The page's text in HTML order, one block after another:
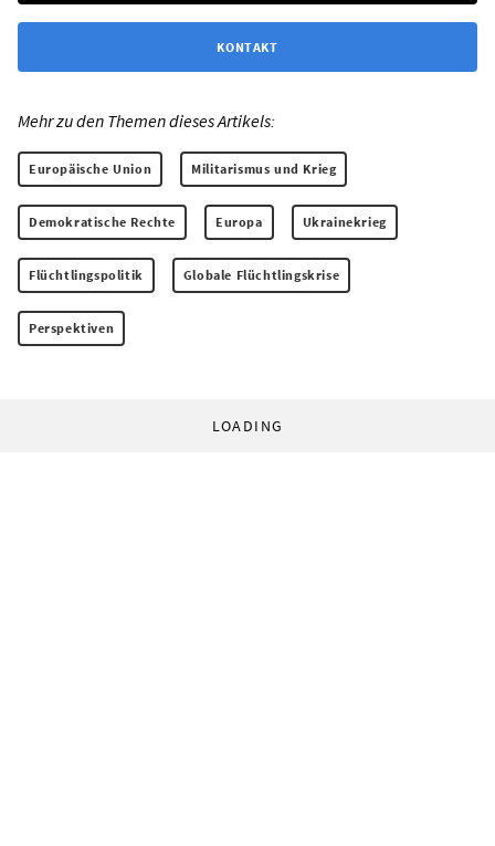
KONTAKT
Mehr zu den Themen dieses Artikels:
Europäische Union Militarismus und Krieg
Demokratische Rechte Europa Ukrainekrieg
Flüchtlingspolitik Globale Flüchtlingskrise
Perspektiven
LOADING